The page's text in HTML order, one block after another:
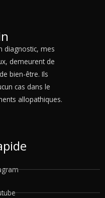
diagnostic, mes
demeurent de
bien-être. Ils
cas dans le
allopathiques.